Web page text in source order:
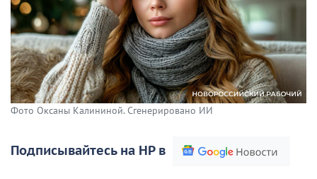
Фото Оксаны Калининой. Сгенерировано ИИ
Подписывайтесь на НР в